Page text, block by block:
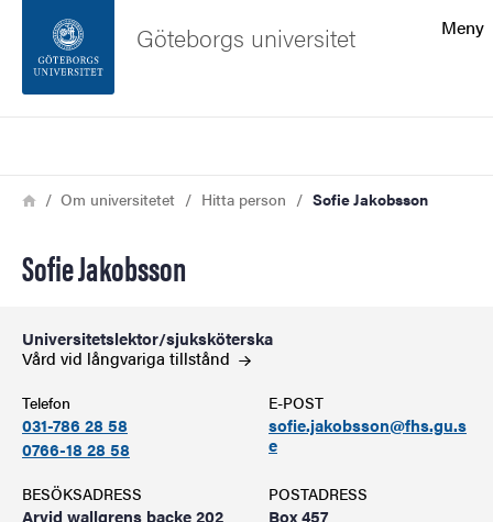
Sidfoten
Meny
Göteborgs universitet
Länkstig
HemOm universitetet Hitta person Sofie Jakobsson
Sofie Jakobsson
Universitetslektor/sjuksköterska
Vård vid långvariga tillstånd
Telefon
031-786 28 58
0766-18 28 58
E-POST
sofie.jakobsson@fhs.gu.s
e
BESÖKSADRESS
Arvid wallgrens backe 202
POSTADRESS
Box 457